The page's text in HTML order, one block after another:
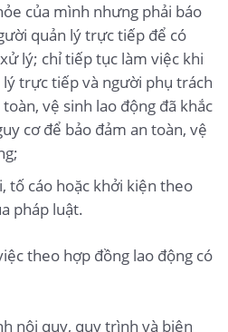
của mình nhưng phải báo
quản lý trực tiếp để có
lý; chỉ tiếp tục làm việc khi
trực tiếp và người phụ trách
toàn, vệ sinh lao động đã khắc
cơ để bảo đảm an toàn, vệ
tố cáo hoặc khởi kiện theo
pháp luật.
theo hợp đồng lao động có
nội quy, quy trình và biện